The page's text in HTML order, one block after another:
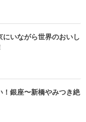
いながら世界のおいし
銀座〜新橋やみつき絶